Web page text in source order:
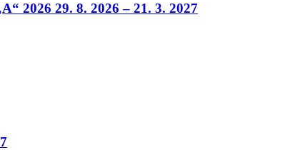
2026 29. 8. 2026 – 21. 3. 2027